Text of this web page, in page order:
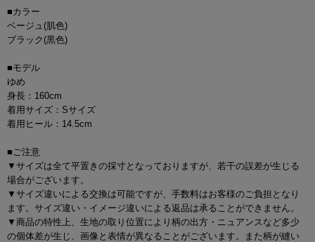
■カラー
ベージュ(肌色)
ブラック(黒色)
■モデル
ゆめ
身長：160cm
着用サイズ：Sサイズ
着用ヒール：14.5cm
■ご注意
▼サイズは全て平置きの採寸となっておりますが、若干の誤差が生じる
場合がございます。
▼サイズ違いによる交換は可能ですが、手数料はお客様のご負担となり
ます。サイズ違い・イメージ違いによる返品は承ることができません。
▼商品の特性上、生地の取り位置により柄の出方・ニュアンスなど多少
の個体差が生じ、画像と表情が異なることがございます。また柄が縫い